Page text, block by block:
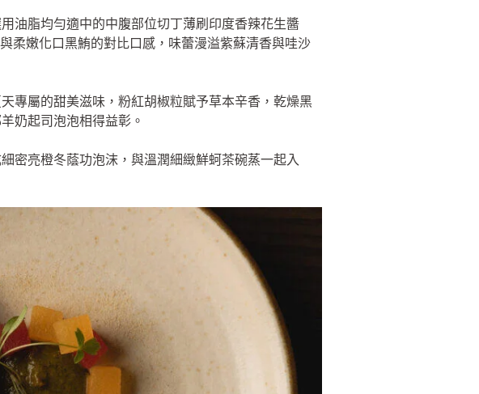
油脂均勻適中的中腹部位切丁薄刷印度香辣花生醬
柔嫩化口黑鮪的對比口感，味蕾漫溢紫蘇清香與哇沙
專屬的甜美滋味，粉紅胡椒粒賦予草本辛香，乾燥黑
奶起司泡泡相得益彰。
密亮橙冬蔭功泡沫，與溫潤細緻鮮蚵茶碗蒸一起入